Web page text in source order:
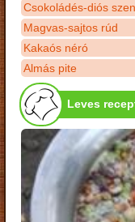
Csokoládés-diós
Magvas-sajtos rúd
Kakaós néró
Almás pite
Leves